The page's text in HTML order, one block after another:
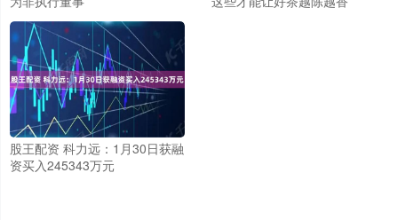
股王配资 科力远：1月30日获融
资买入245343万元